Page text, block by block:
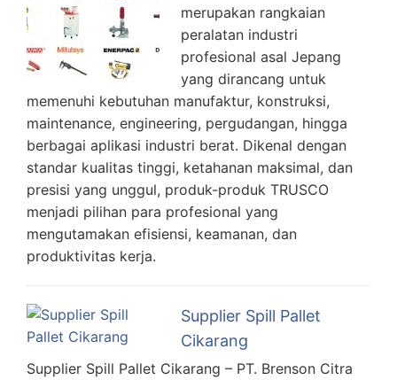
merupakan rangkaian
peralatan industri
profesional asal Jepang
yang dirancang untuk
memenuhi kebutuhan manufaktur, konstruksi,
maintenance, engineering, pergudangan, hingga
berbagai aplikasi industri berat. Dikenal dengan
standar kualitas tinggi, ketahanan maksimal, dan
presisi yang unggul, produk-produk TRUSCO
menjadi pilihan para profesional yang
mengutamakan efisiensi, keamanan, dan
produktivitas kerja.
Supplier Spill Pallet
Cikarang
Supplier Spill Pallet Cikarang – PT. Brenson Citra